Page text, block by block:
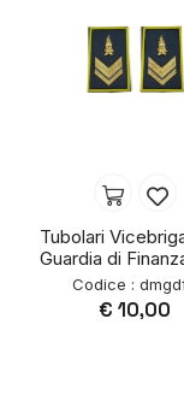
Tubolari
Guardia di
Codice :
€ 10,00